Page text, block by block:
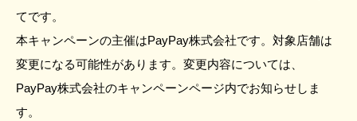
てです。
本キャンペーンの主催はPayPay株式会社です。対象店舗は
変更になる可能性があります。変更内容については、
PayPay株式会社のキャンペーンページ内でお知らせしま
す。